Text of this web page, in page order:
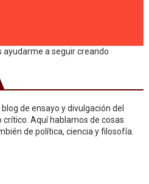
ayudarme a seguir creando
de ensayo y divulgación del
Aquí hablamos de cosas
de política, ciencia y filosofía.